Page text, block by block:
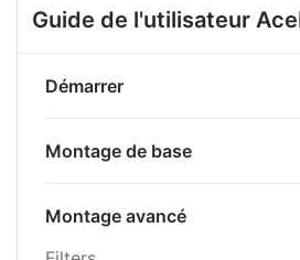
Guide de l'utilisateur
Démarrer
Montage de base
Montage avancé